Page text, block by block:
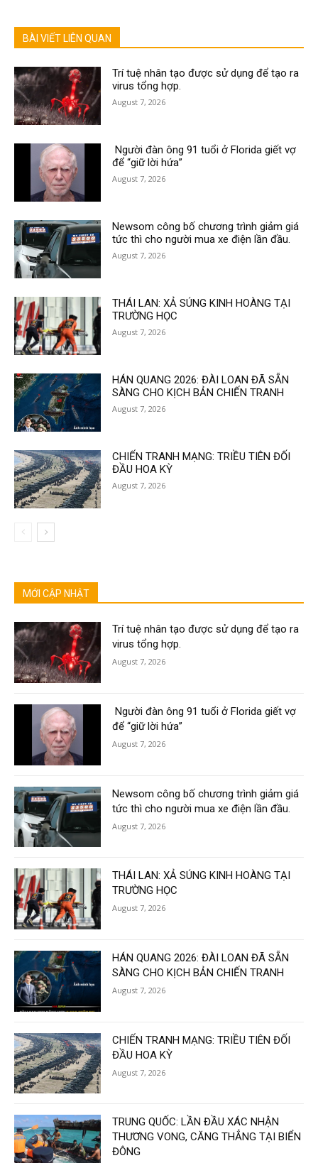
BÀI VIẾT LIÊN QUAN
Trí tuệ nhân tạo được sử dụng để tạo ra
virus tổng hợp.
August 7, 2026
Người đàn ông 91 tuổi ở Florida giết vợ
để “giữ lời hứa”
August 7, 2026
Newsom công bố chương trình giảm giá
tức thì cho người mua xe điện lần đầu.
August 7, 2026
THÁI LAN: XẢ SÚNG KINH HOÀNG TẠI
TRƯỜNG HỌC
August 7, 2026
HÁN QUANG 2026: ĐÀI LOAN ĐÃ SẴN
SÀNG CHO KỊCH BẢN CHIẾN TRANH
August 7, 2026
CHIẾN TRANH MẠNG: TRIỀU TIÊN ĐỐI
ĐẦU HOA KỲ
August 7, 2026
MỚI CẬP NHẬT
Trí tuệ nhân tạo được sử dụng để tạo ra
virus tổng hợp.
August 7, 2026
Người đàn ông 91 tuổi ở Florida giết vợ
để “giữ lời hứa”
August 7, 2026
Newsom công bố chương trình giảm giá
tức thì cho người mua xe điện lần đầu.
August 7, 2026
THÁI LAN: XẢ SÚNG KINH HOÀNG TẠI
TRƯỜNG HỌC
August 7, 2026
HÁN QUANG 2026: ĐÀI LOAN ĐÃ SẴN
SÀNG CHO KỊCH BẢN CHIẾN TRANH
August 7, 2026
CHIẾN TRANH MẠNG: TRIỀU TIÊN ĐỐI
ĐẦU HOA KỲ
August 7, 2026
TRUNG QUỐC: LẦN ĐẦU XÁC NHẬN
THƯƠNG VONG, CĂNG THẲNG TẠI BIỂN
ĐÔNG